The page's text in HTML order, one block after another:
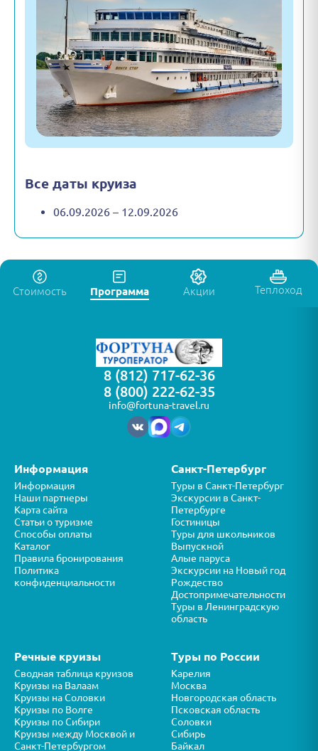
Все даты круиза
06.09.2026 – 12.09.2026
Стоимость Программа Акции Теплоход
8 (812) 717-62-36
8 (800) 222-62-35
info@fortuna-travel.ru
Информация
Информация
Наши партнеры
Карта сайта
Статьи о туризме
Способы оплаты
Каталог
Правила бронирования
Политика
конфиденциальности
Санкт-Петербург
Туры в Санкт-Петербург
Экскурсии в Санкт-
Петербурге
Гостиницы
Туры для школьников
Выпускной
Алые паруса
Экскурсии на Новый год
Рождество
Достопримечательности
Туры в Ленинградскую
область
Речные круизы
Сводная таблица круизов
Круизы на Валаам
Круизы на Соловки
Круизы по Волге
Круизы по Сибири
Круизы между Москвой и
Санкт-Петербургом
Туры по России
Карелия
Москва
Новгородская область
Псковская область
Соловки
Сибирь
Байкал